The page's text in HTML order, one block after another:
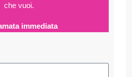
che vuoi.
immediata